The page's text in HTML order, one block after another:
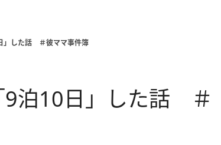
」した話 ＃彼ママ事件簿
9泊10日」した話 ＃